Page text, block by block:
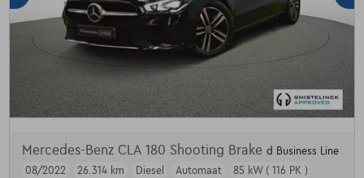
Mercedes-Benz CLA 180 Shooting Brake d Business Line
08/2022
26.314 km Diesel Automaat 85 kW ( 116 PK )